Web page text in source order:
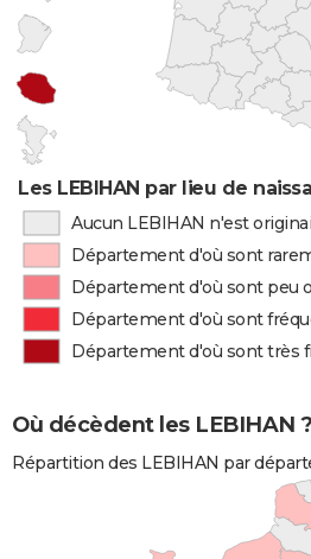
Les LEBIHAN par lieu de
Aucun LEBIHAN n'est
Département d'où sont
Département d'où sont peu
Département d'où sont
Département d'où sont très
Où décèdent les LEBIHAN ?
Répartition des LEBIHAN par